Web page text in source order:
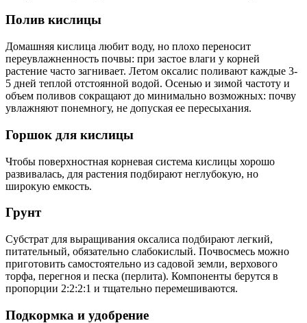
Полив кислицы
Домашняя кислица любит воду, но плохо переносит
переувлажненность почвы: при застое влаги у корней
растение часто загнивает. Летом оксалис поливают каждые 3-
5 дней теплой отстоянной водой. Осенью и зимой частоту и
объем поливов сокращают до минимально возможных: почву
увлажняют понемногу, не допуская ее пересыхания.
Горшок для кислицы
Чтобы поверхностная корневая система кислицы хорошо
развивалась, для растения подбирают неглубокую, но
широкую емкость.
Грунт
Субстрат для выращивания оксалиса подбирают легкий,
питательный, обязательно слабокислый. Почвосмесь можно
приготовить самостоятельно из садовой земли, верхового
торфа, перегноя и песка (перлита). Компоненты берутся в
пропорции 2:2:2:1 и тщательно перемешиваются.
Подкормка и удобрение